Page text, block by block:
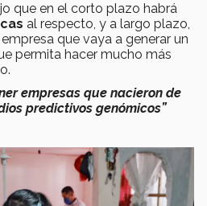
que en el corto plazo habrá
al respecto, y a largo plazo,
que vaya a generar un
permita hacer mucho más
empresas que nacieron de
predictivos genómicos”